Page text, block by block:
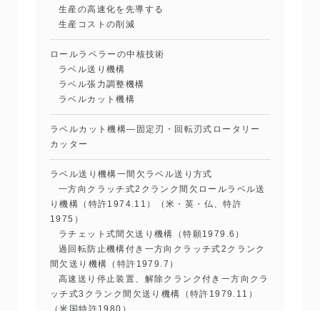
生産の高速化を先導する
生産コストの削減
ロールラベラーの中核技術
ラベル送り機構
ラベル張力調整機構
ラベルカット機構
ラベルカット機構―固定刃・回転刃式ロータリー
カッター
ラベル送り機構一間欠ラベル送り方式
一方向クラッチ式2クランク間欠ロールラベル送
り機構（特許1974.11）（米・英・仏、特許
1975）
ラチェット式間欠送り機構（特願1979.6）
過回転防止機構付き一方向クラッチ式2クランク
間欠送り機構（特許1979.7）
高速送り停止装置、解除クランク付き一方向クラ
ッチ式3クランク間欠送り機構（特許1979.11）
（米国特許1980）